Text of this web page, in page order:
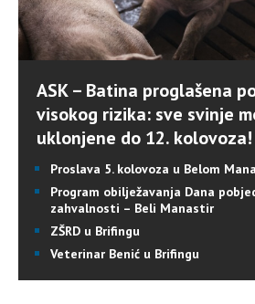
ASK – Batina proglašena
visokog rizika: sve svinje
uklonjene do 12. kolovoza!
Proslava 5. kolovoza u Belom
Program obilježavanja Dana
zahvalnosti – Beli Manastir
ZŠRD u Brifingu
Veterinar Benić u Brifingu